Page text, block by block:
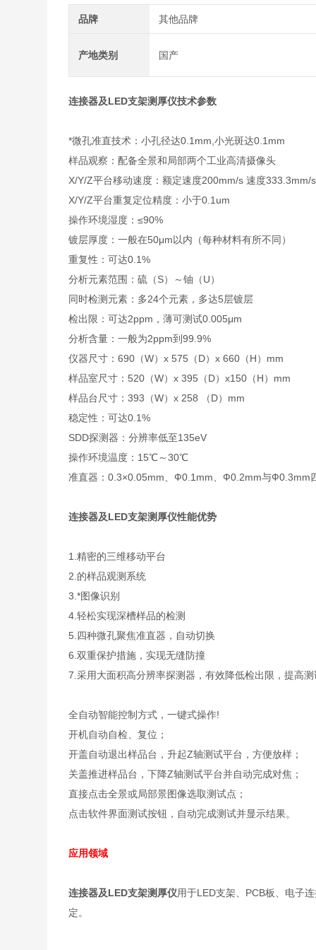
品牌 其他品牌
产地类别 国产
连接器及LED支架测厚仪技术参数
*微孔准直技术：小孔径达0.1mm,小光斑达0.1mm
样品观察：配备全景和局部两个工业高清摄像头
X/Y/Z平台移动速度：额定速度200mm/s 速度333.3mm/s
X/Y/Z平台重复定位精度：小于0.1um
操作环境湿度：≤90%
镀层厚度：一般在50μm以内（每种材料有所不同）
重复性：可达0.1%
分析元素范围：硫（S）～铀（U）
同时检测元素：多24个元素，多达5层镀层
检出限：可达2ppm，薄可测试0.005μm
分析含量：一般为2ppm到99.9%
仪器尺寸：690（W）x 575（D）x 660（H）mm
样品室尺寸：520（W）x 395（D）x150（H）mm
样品台尺寸：393（W）x 258 （D）mm
稳定性：可达0.1%
SDD探测器：分辨率低至135eV
操作环境温度：15℃～30℃
准直器：0.3×0.05mm、Ф0.1mm、Ф0.2mm与Ф0.3mm
连接器及LED支架测厚仪性能优势
1.精密的三维移动平台
2.的样品观测系统
3.*图像识别
4.轻松实现深槽样品的检测
5.四种微孔聚焦准直器，自动切换
6.双重保护措施，实现无缝防撞
7.采用大面积高分辨率探测器，有效降低检出限，提高
全自动智能控制方式，一键式操作!
开机自动自检、复位；
开盖自动退出样品台，升起Z轴测试平台，方便放样；
关盖推进样品台，下降Z轴测试平台并自动完成对焦；
直接点击全景或局部景图像选取测试点；
点击软件界面测试按钮，自动完成测试并显示结果。
应用领域
连接器及LED支架测厚仪用于LED支架、PCB板、电子
定。